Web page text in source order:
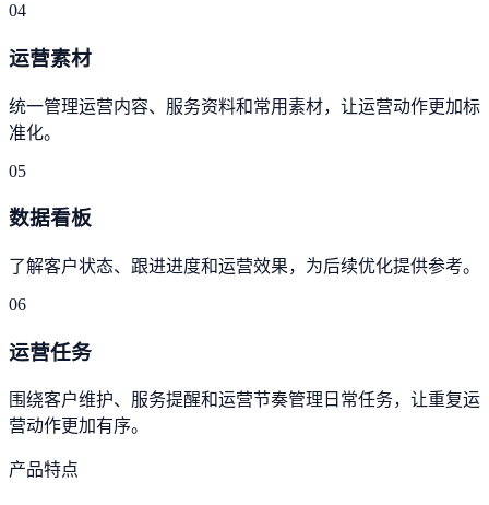
04
运营素材
统一管理运营内容、服务资料和常用素材，让运营动作更加标
准化。
05
数据看板
了解客户状态、跟进进度和运营效果，为后续优化提供参考。
06
运营任务
围绕客户维护、服务提醒和运营节奏管理日常任务，让重复运
营动作更加有序。
产品特点